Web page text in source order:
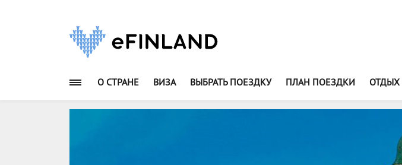
О СТРАНЕ ВИЗА ВЫБРАТЬ ПОЕЗДКУ ПЛАН ПОЕЗДКИ ОТДЫХ